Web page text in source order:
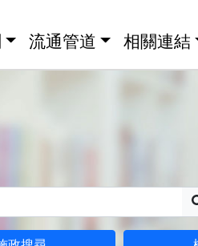
流通管道 相關連結